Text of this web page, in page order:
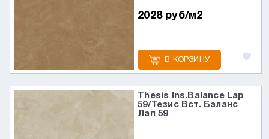
2028 руб/м2
В КОРЗИНУ
Thesis Ins.Balance Lap
59/Тезис Вст. Баланс
Лап 59